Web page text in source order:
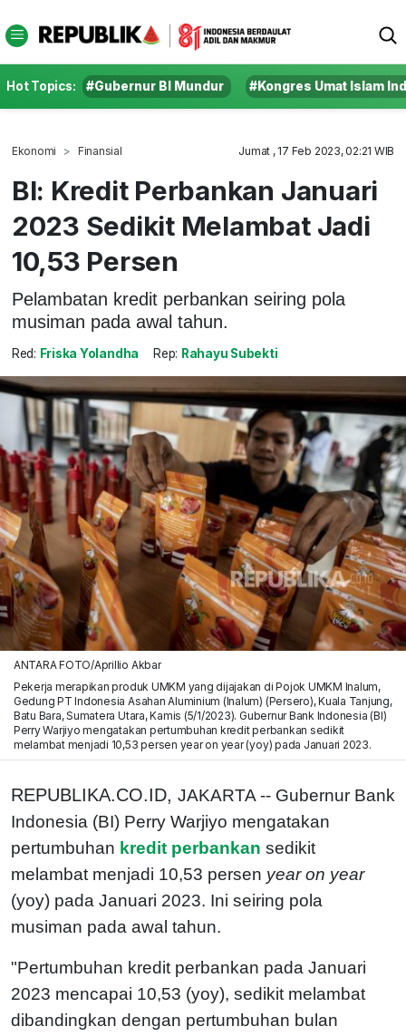
Hot Topics: #Gubernur BI Mundur #Kongres Umat Islam
Ekonomi Finansial Jumat , 17 Feb 2023, 02:21 WIB
BI: Kredit Perbankan Januari
2023 Sedikit Melambat Jadi
10,53 Persen
Pelambatan kredit perbankan seiring pola
musiman pada awal tahun.
Red: Friska Yolandha Rep: Rahayu Subekti
ANTARA FOTO/Aprillio Akbar
Pekerja merapikan produk UMKM yang dijajakan di Pojok UMKM Inalum,
Gedung PT Indonesia Asahan Aluminium (Inalum) (Persero), Kuala Tanjung,
Batu Bara, Sumatera Utara, Kamis (5/1/2023). Gubernur Bank Indonesia (BI)
Perry Warjiyo mengatakan pertumbuhan kredit perbankan sedikit
melambat menjadi 10,53 persen year on year (yoy) pada Januari 2023.
REPUBLIKA.CO.ID, JAKARTA -- Gubernur Bank
Indonesia (BI) Perry Warjiyo mengatakan
pertumbuhan kredit perbankan sedikit
melambat menjadi 10,53 persen year on year
(yoy) pada Januari 2023. Ini seiring pola
musiman pada awal tahun.
"Pertumbuhan kredit perbankan pada Januari
2023 mencapai 10,53 (yoy), sedikit melambat
dibandingkan dengan pertumbuhan bulan